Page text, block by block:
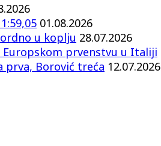
01.08.2026
u koplju 28.07.2026
Europskom prvenstvu u Italiji
prva, Borović treća 12.07.2026